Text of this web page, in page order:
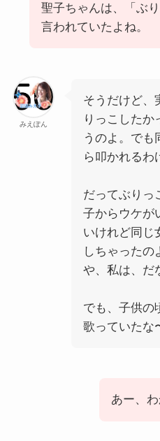
聖子ちゃんは、「ぶ
言われていたよね。
みえぽん
そうだけど、
りっこしたか
うのよ。でも
ら叩かれるわ
だってぶりっ
子からウケが
いけれど同じ
しちゃったの
や、私は、だ
でも、子供の
歌っていたな
あー、